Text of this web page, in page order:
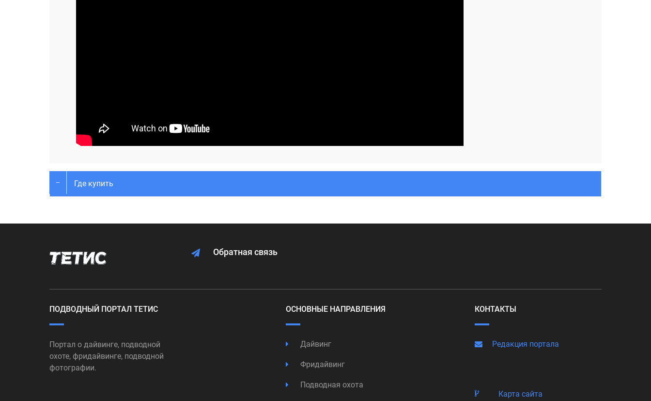
Где купить
Обратная связь
ПОДВОДНЫЙ ПОРТАЛ ТЕТИС
Портал о дайвинге, подводной
охоте, фридайвинге, подводной
фотографии.
ОСНОВНЫЕ НАПРАВЛЕНИЯ
Дайвинг
Фридайвинг
Подводная охота
КОНТАКТЫ
Редакция портала
Карта сайта